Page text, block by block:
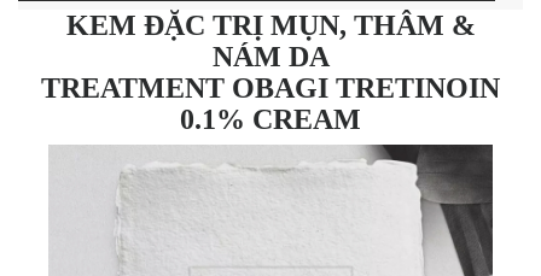
KEM ĐẶC TRỊ MỤN, THÂM &
NÁM DA
TREATMENT OBAGI TRETINOIN
0.1% CREAM